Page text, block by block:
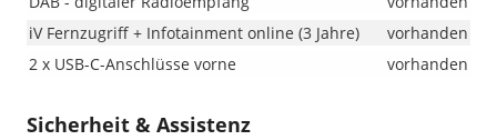
iV Fernzugriff + Infotainment online (3 Jahre)
vorhanden
2 x USB-C-Anschlüsse vorne
vorhanden
Sicherheit & Assistenz